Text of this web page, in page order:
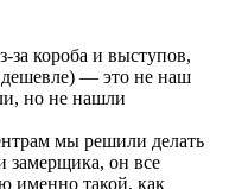
за короба и выступов,
дешевле) — это не наш
но не нашли
мы решили делать
замерщика, он все
именно такой, как